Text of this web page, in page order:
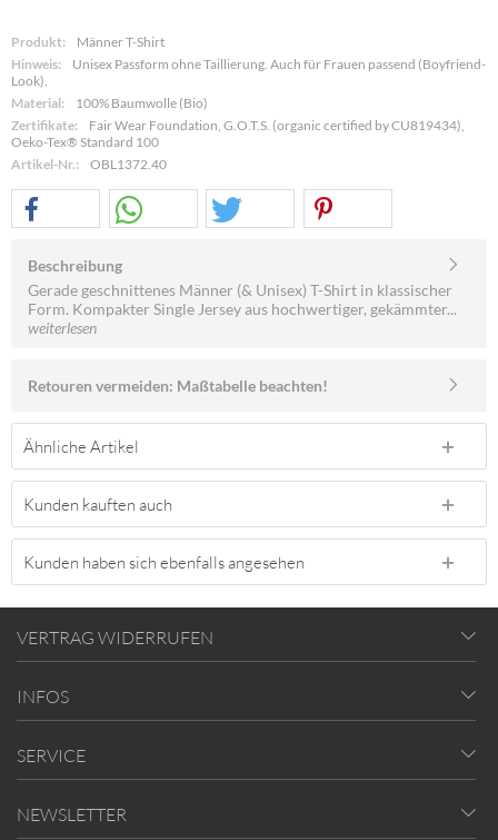
Produkt:
Männer T-Shirt
Hinweis:
Unisex Passform ohne Taillierung. Auch für Frauen passend (Boyfriend-
Look).
Material:
100% Baumwolle (Bio)
Zertifikate:
Fair Wear Foundation, G.O.T.S. (organic certified by CU819434),
Oeko-Tex® Standard 100
Artikel-Nr.:
OBL1372.40
Beschreibung
Gerade geschnittenes Männer (& Unisex) T-Shirt in klassischer
Form. Kompakter Single Jersey aus hochwertiger, gekämmter...
weiterlesen
Retouren vermeiden: Maßtabelle beachten!
Ähnliche Artikel
Kunden kauften auch
Kunden haben sich ebenfalls angesehen
VERTRAG WIDERRUFEN
INFOS
SERVICE
NEWSLETTER